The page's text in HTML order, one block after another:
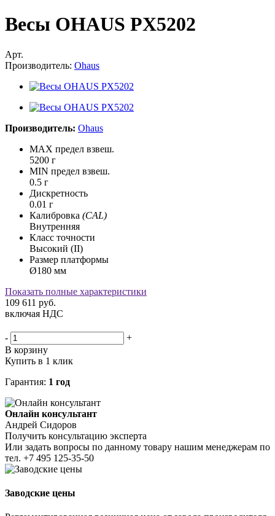
Весы OHAUS PX5202
Арт.
Производитель: Ohaus
Производитель: Ohaus
MAX предел взвеш.
5200 г
MIN предел взвеш.
0.5 г
Дискретность
0.01 г
Калибровка (CAL)
Внутренняя
Класс точности
Высокий (II)
Размер платформы
Ø180 мм
Показать полные характеристики
109 611 руб.
включая НДС
-
+
В корзину
Купить в 1 клик
Гарантия: 1 год
Онлайн консультант
Андрей Сидоров
Получить консультацию эксперта
Или задать вопросы по данному товару нашим менеджерам по
тел. +7 495 125-35-50
Заводские цены